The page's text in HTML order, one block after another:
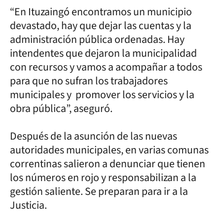
“En Ituzaingó encontramos un municipio
devastado, hay que dejar las cuentas y la
administración pública ordenadas. Hay
intendentes que dejaron la municipalidad
con recursos y vamos a acompañar a todos
para que no sufran los trabajadores
municipales y promover los servicios y la
obra pública”, aseguró.
Después de la asunción de las nuevas
autoridades municipales, en varias comunas
correntinas salieron a denunciar que tienen
los números en rojo y responsabilizan a la
gestión saliente. Se preparan para ir a la
Justicia.